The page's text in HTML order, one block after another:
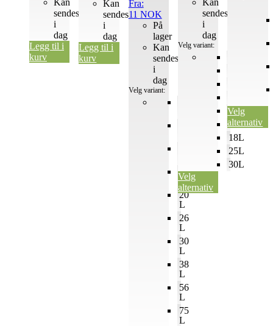
Kan
sendes
i
dag
Legg til i
kurv
Kan
sendes
i
dag
Legg til i
kurv
Fra:
11 NOK
15
L
20
L
26
L
30
L
38
L
56
L
75
L
På
lager
Kan
sendes
i
dag
Velg variant:
11L
14L
18L
25L
30L
Kan
sendes
i
dag
Velg variant:
Velg
alternativ
Velg
alternativ